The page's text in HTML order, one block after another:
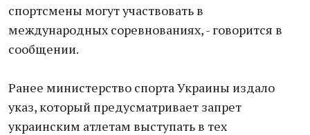
спортсмены могут участвовать в
международных соревнованиях, - говорится в
сообщении.
Ранее министерство спорта Украины издало
указ, который предусматривает запрет
украинским атлетам выступать в тех